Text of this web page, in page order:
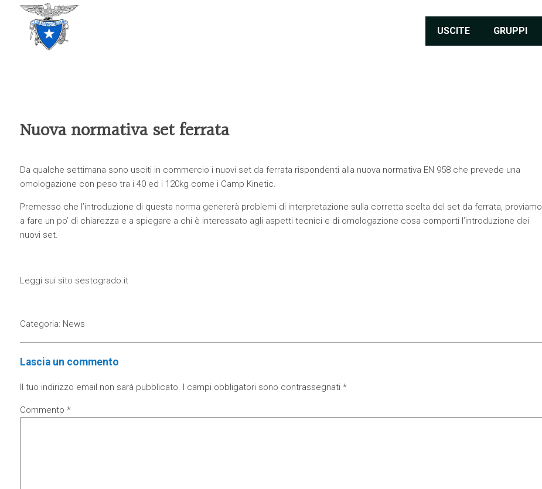
USCITE GRUPPI
Nuova normativa set ferrata
Da qualche settimana sono usciti in commercio i nuovi set da ferrata rispondenti alla nuova normativa EN 958 che prevede una
omologazione con peso tra i 40 ed i 120kg come i Camp Kinetic.
Premesso che l’introduzione di questa norma genererà problemi di interpretazione sulla corretta scelta del set da ferrata, proviamo
a fare un po’ di chiarezza e a spiegare a chi è interessato agli aspetti tecnici e di omologazione cosa comporti l’introduzione dei
nuovi set.
Leggi sui sito sestogrado.it
Categoria: News
Lascia un commento
Il tuo indirizzo email non sarà pubblicato. I campi obbligatori sono contrassegnati *
Commento *